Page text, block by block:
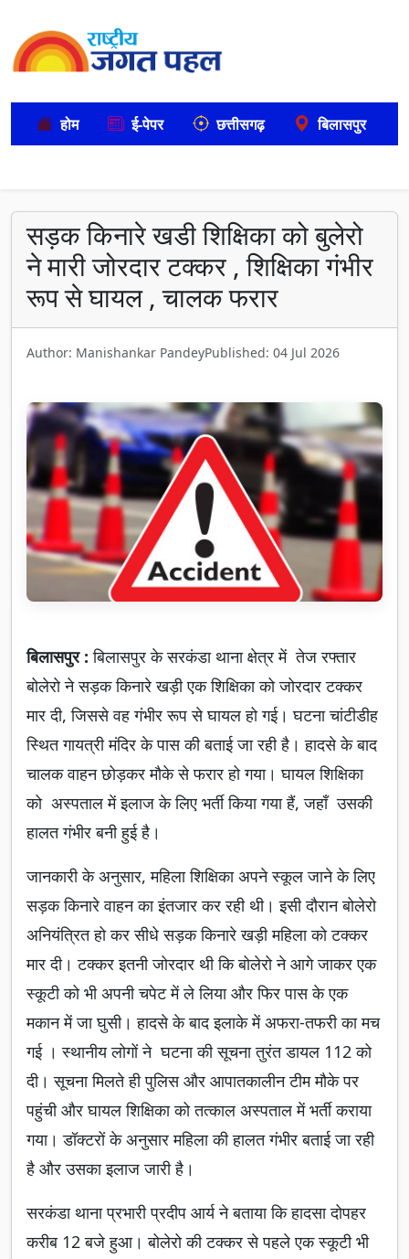
होम ई-पेपर छत्तीसगढ़ बिलासपुर
सड़क किनारे खडी शिक्षिका को बुलेरो
ने मारी जोरदार टक्कर , शिक्षिका गंभीर
रूप से घायल , चालक फरार
Author: Manishankar PandeyPublished: 04 Jul 2026
बिलासपुर : बिलासपुर के सरकंडा थाना क्षेत्र में तेज रफ्तार
बोलेरो ने सड़क किनारे खड़ी एक शिक्षिका को जोरदार टक्कर
मार दी, जिससे वह गंभीर रूप से घायल हो गई। घटना चांटीडीह
स्थित गायत्री मंदिर के पास की बताई जा रही है। हादसे के बाद
चालक वाहन छोड़कर मौके से फरार हो गया। घायल शिक्षिका
को अस्पताल में इलाज के लिए भर्ती किया गया हैं, जहाँ उसकी
हालत गंभीर बनी हुई है।
जानकारी के अनुसार, महिला शिक्षिका अपने स्कूल जाने के लिए
सड़क किनारे वाहन का इंतजार कर रही थी। इसी दौरान बोलेरो
अनियंत्रित हो कर सीधे सड़क किनारे खड़ी महिला को टक्कर
मार दी। टक्कर इतनी जोरदार थी कि बोलेरो ने आगे जाकर एक
स्कूटी को भी अपनी चपेट में ले लिया और फिर पास के एक
मकान में जा घुसी। हादसे के बाद इलाके में अफरा-तफरी का मच
गई । स्थानीय लोगों ने घटना की सूचना तुरंत डायल 112 को
दी। सूचना मिलते ही पुलिस और आपातकालीन टीम मौके पर
पहुंची और घायल शिक्षिका को तत्काल अस्पताल में भर्ती कराया
गया। डॉक्टरों के अनुसार महिला की हालत गंभीर बताई जा रही
है और उसका इलाज जारी है।
सरकंडा थाना प्रभारी प्रदीप आर्य ने बताया कि हादसा दोपहर
करीब 12 बजे हुआ। बोलेरो की टक्कर से पहले एक स्कूटी भी